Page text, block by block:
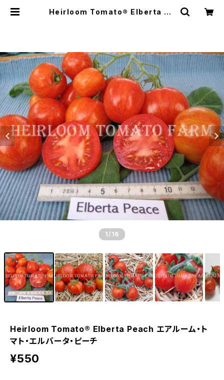
Heirloom Tomato® Elberta Pe
1 /16
Heirloom Tomato® Elberta Peach エアルーム・ト
マト・エルバータ・ピーチ
¥550